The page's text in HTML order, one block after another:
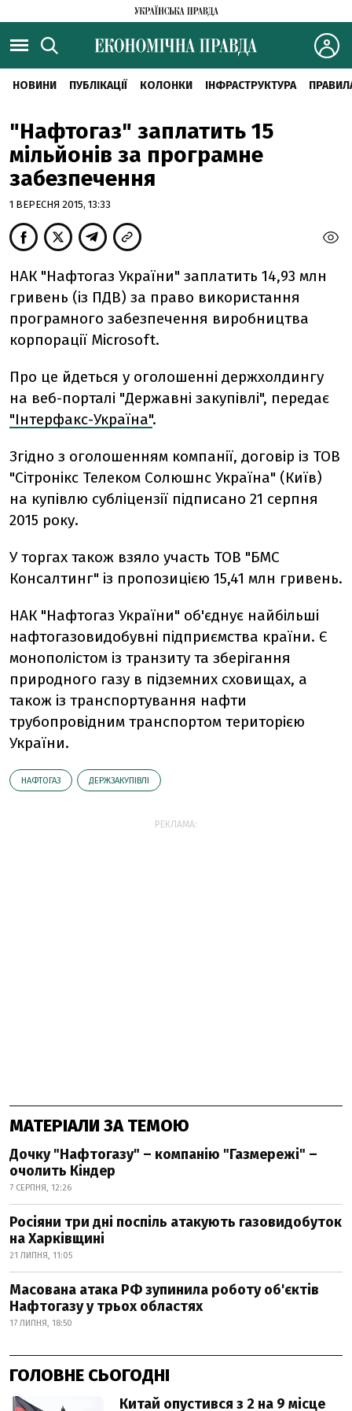
НОВИНИ ПУБЛІКАЦІЇ КОЛОНКИ ІНФРАСТРУКТУРА
"Нафтогаз" заплатить 15
мільйонів за програмне
забезпечення
1 ВЕРЕСНЯ 2015, 13:33
НАК "Нафтогаз України" заплатить 14,93 млн
гривень (із ПДВ) за право використання
програмного забезпечення виробництва
корпорації Microsoft.
Про це йдеться у оголошенні держхолдингу
на веб-порталі "Державні закупівлі", передає
"Інтерфакс-Україна".
Згідно з оголошенням компанії, договір із ТОВ
"Сітронікс Телеком Солюшнс Україна" (Київ)
на купівлю субліцензії підписано 21 серпня
2015 року.
У торгах також взяло участь ТОВ "БМС
Консалтинг" із пропозицією 15,41 млн гривень.
НАК "Нафтогаз України" об'єднує найбільші
нафтогазовидобувні підприємства країни. Є
монополістом із транзиту та зберігання
природного газу в підземних сховищах, а
також із транспортування нафти
трубопровідним транспортом територією
України.
НАФТОГАЗ ДЕРЖЗАКУПІВЛІ
РЕКЛАМА:
МАТЕРІАЛИ ЗА ТЕМОЮ
Дочку "Нафтогазу" – компанію "Газмережі" –
очолить Кіндер
7 СЕРПНЯ, 12:26
Росіяни три дні поспіль атакують газовидобуток
на Харківщині
21 ЛИПНЯ, 11:05
Масована атака РФ зупинила роботу об'єктів
Нафтогазу у трьох областях
17 ЛИПНЯ, 18:50
ГОЛОВНЕ СЬОГОДНІ
Китай опустився з 2 на 9 місце